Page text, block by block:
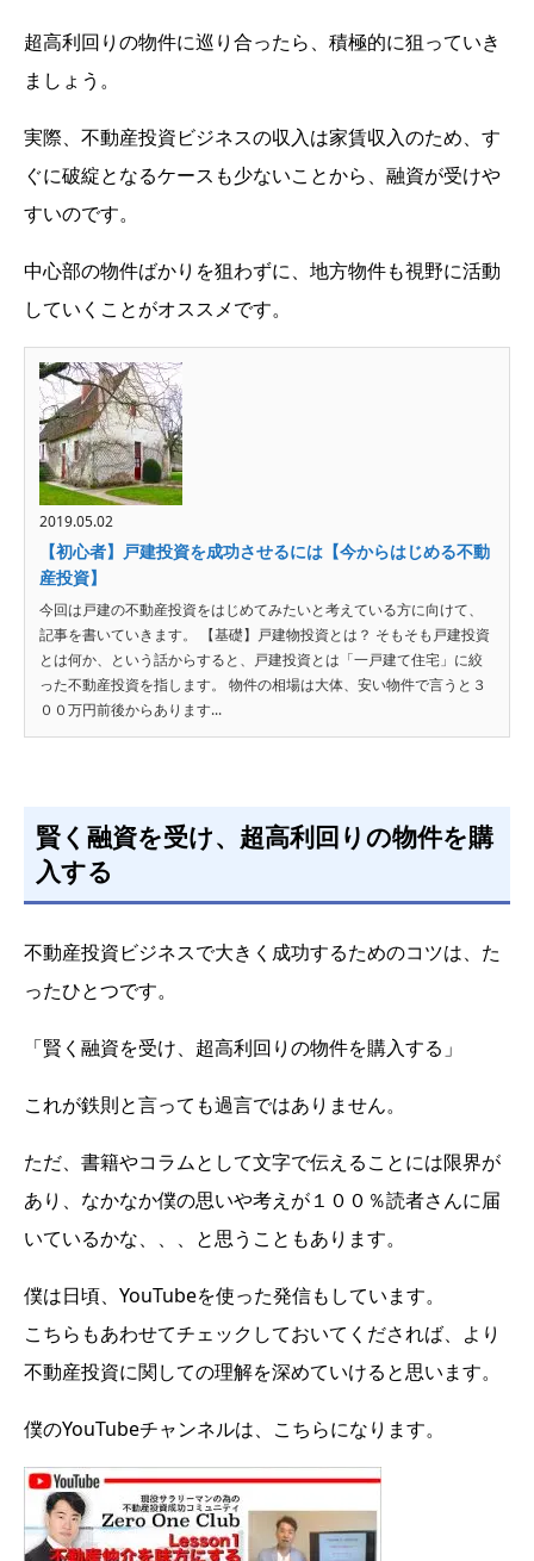
超高利回りの物件に巡り合ったら、積極的に狙っていき
ましょう。
実際、不動産投資ビジネスの収入は家賃収入のため、す
ぐに破綻となるケースも少ないことから、融資が受けや
すいのです。
中心部の物件ばかりを狙わずに、地方物件も視野に活動
していくことがオススメです。
2019.05.02
【初心者】戸建投資を成功させるには【今からはじめる不動
産投資】
今回は戸建の不動産投資をはじめてみたいと考えている方に向けて、
記事を書いていきます。 【基礎】戸建物投資とは？ そもそも戸建投資
とは何か、という話からすると、戸建投資とは「一戸建て住宅」に絞
った不動産投資を指します。 物件の相場は大体、安い物件で言うと３
００万円前後からあります...
賢く融資を受け、超高利回りの物件を購
入する
不動産投資ビジネスで大きく成功するためのコツは、た
ったひとつです。
「賢く融資を受け、超高利回りの物件を購入する」
これが鉄則と言っても過言ではありません。
ただ、書籍やコラムとして文字で伝えることには限界が
あり、なかなか僕の思いや考えが１００％読者さんに届
いているかな、、、と思うこともあります。
僕は日頃、YouTubeを使った発信もしています。
こちらもあわせてチェックしておいてくだされば、より
不動産投資に関しての理解を深めていけると思います。
僕のYouTubeチャンネルは、こちらになります。